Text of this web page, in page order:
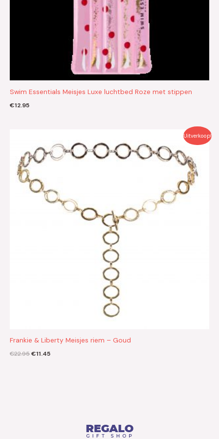
Swim Essentials Meisjes Luxe luchtbed Roze met stippen
€12.95
Uitverkoop!
Frankie & Liberty Meisjes riem – Goud
€22.95
was:
€22.95.
€11.45
is:
€11.45.